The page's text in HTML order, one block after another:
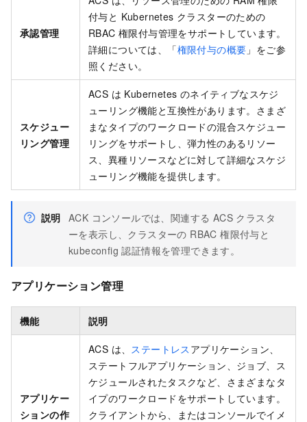
承認管理
付与と Kubernetes クラスターのための
RBAC 権限付与管理をサポートしています。
詳細については、「権限付与の概要 」をご参
照ください。
スケジュー
リング管理
ACS は Kubernetes のネイティブなスケジ
ューリング機能と互換性があります。さまざ
まなタイプのワークロードの混合スケジュー
リングをサポートし、弾力性のあるリソー
ス、異種リソースなどに対して詳細なスケジ
ューリング機能を提供します。
説明 ACK コンソールでは、関連する ACS クラスタ
ーを表示し、クラスターの RBAC 権限付与と
kubeconfig 認証情報を管理できます。
アプリケーション管理
機能 説明
アプリケー
ションの作
ACS は、 ステートレス アプリケーション、
ステートフルアプリケーション、ジョブ、ス
ケジュールされたタスクなど、さまざまなタ
イプのワークロードをサポートしています。
クライアントから、またはコンソールでイメ